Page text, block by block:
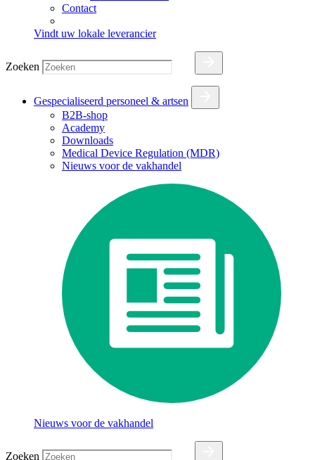
Contact
Vindt uw lokale leverancier
Zoeken
Gespecialiseerd personeel & artsen
B2B-shop
Academy
Downloads
Medical Device Regulation (MDR)
Nieuws voor de vakhandel
Nieuws voor de vakhandel
Zoeken